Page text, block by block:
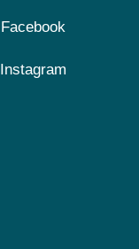
Facebook
Instagram